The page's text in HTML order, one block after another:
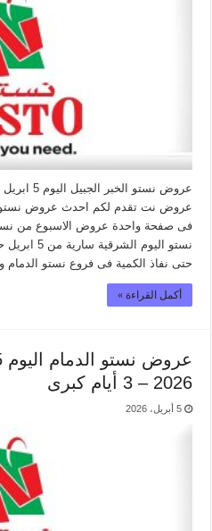
عروض نت تقدم لكم احدث عروض نستو
فى صفحة واحدة عروض الاسبوع من
حتى نفاذ الكمية فى فروع نستو الدمام
أكمل القراءة »
2026 – 3 أيام كبرى
5 أبريل، 2026